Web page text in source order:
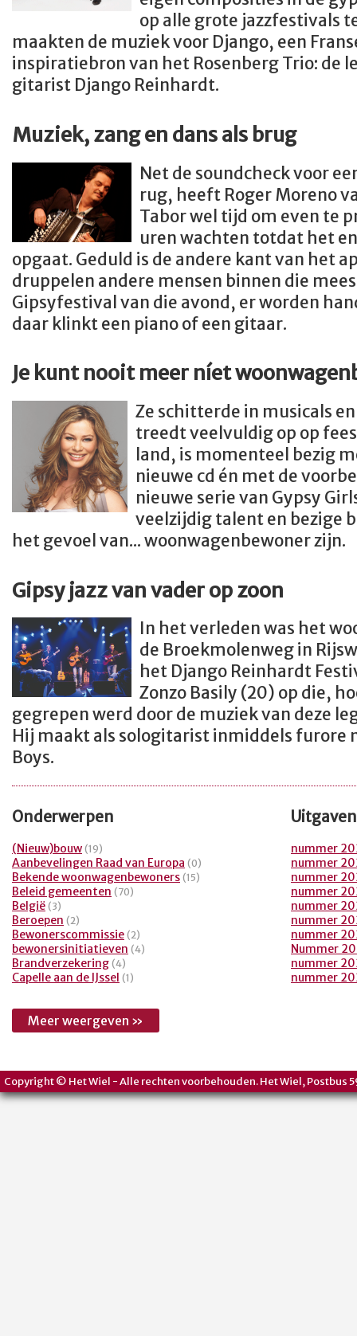
op alle grote jazzfestivals
maakten de muziek voor Django, een
inspiratiebron van het Rosenberg Trio: de
gitarist Django Reinhardt.
Muziek, zang en dans als brug
Net de soundcheck voor
rug, heeft Roger Moreno
Tabor wel tijd om even te
uren wachten totdat het
opgaat. Geduld is de andere kant van het
druppelen andere mensen binnen die
Gipsyfestival van die avond, er worden
daar klinkt een piano of een gitaar.
Je kunt nooit meer níet
Ze schitterde in musicals
treedt veelvuldig op op
land, is momenteel bezig
nieuwe cd én met de
nieuwe serie van Gypsy
veelzijdig talent en bezige
het gevoel van... woonwagenbewoner zijn.
Gipsy jazz van vader op zoon
In het verleden was het
de Broekmolenweg in
het Django Reinhardt
Zonzo Basily (20) op die,
gegrepen werd door de muziek van deze
Hij maakt als sologitarist inmiddels furore
Boys.
Onderwerpen
(Nieuw)bouw (19)
Aanbevelingen Raad van Europa (0)
Bekende woonwagenbewoners (15)
Beleid gemeenten (70)
België (3)
Beroepen (2)
Bewonerscommissie (2)
bewonersinitiatieven (4)
Brandverzekering (4)
Capelle aan de IJssel (1)
Uitgaven
nummer
nummer
nummer
nummer
nummer
nummer
nummer
Nummer
nummer
nummer
Meer weergeven »
Copyright © Het Wiel - Alle rechten voorbehouden. Het Wiel, Postbus